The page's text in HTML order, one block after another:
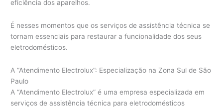
eficiência dos aparelhos.
É nesses momentos que os serviços de assistência técnica se
tornam essenciais para restaurar a funcionalidade dos seus
eletrodomésticos.
A “Atendimento Electrolux”: Especialização na Zona Sul de São
Paulo
A “Atendimento Electrolux” é uma empresa especializada em
serviços de assistência técnica para eletrodomésticos